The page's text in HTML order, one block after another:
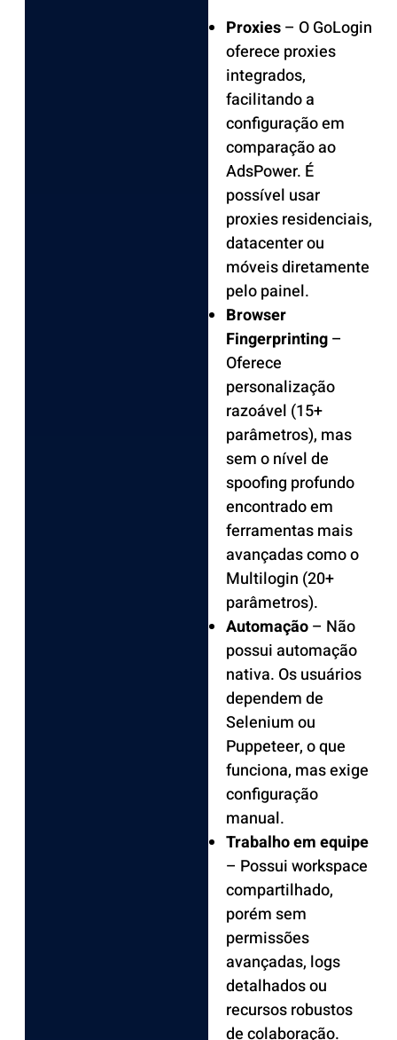
Proxies– O GoLogin
oferece proxies
integrados,
facilitando a
configuração em
comparação ao
AdsPower. É
possível usar
proxies residenciais,
datacenter ou
móveis diretamente
pelo painel.
Browser
Fingerprinting–
Oferece
personalização
razoável (15+
parâmetros), mas
sem o nível de
spoofing profundo
encontrado em
ferramentas mais
avançadas como o
Multilogin (20+
parâmetros).
Automação– Não
possui automação
nativa. Os usuários
dependem de
Selenium ou
Puppeteer, o que
funciona, mas exige
configuração
manual.
Trabalho em equipe
– Possui workspace
compartilhado,
porém sem
permissões
avançadas, logs
detalhados ou
recursos robustos
de colaboração.